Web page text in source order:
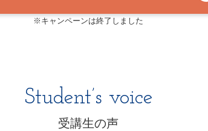
※キャンペーンは終了しました
Student’s voice
受講生の声